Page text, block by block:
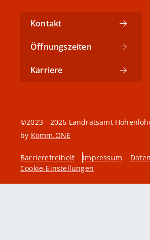
Kontakt
Öffnungszeiten
Karriere
©2023 - 2026 Landratsamt
by Komm.ONE
Barrierefreiheit Impressum
Cookie-Einstellungen